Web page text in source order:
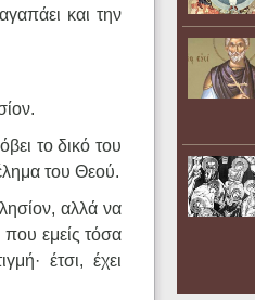
και την
το δικό του
του Θεού.
αλλά να
εμείς τόσα
έτσι, έχει